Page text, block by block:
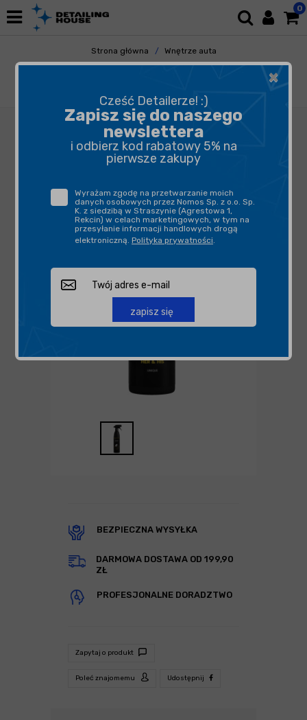
0
Strona główna
Wnętrze auta
Odświeżacze Powietrza
Perfumy i Spraye
BEZPIECZNA WYSYŁKA
DARMOWA DOSTAWA OD 199,90
ZŁ
PROFESJONALNE DORADZTWO
Zapytaj o produkt
Poleć znajomemu Udostępnij
×
Cześć Detailerze! :)
Zapisz się do naszego
newslettera
i odbierz kod rabatowy 5% na
pierwsze zakupy
Wyrażam zgodę na przetwarzanie moich
danych osobowych przez Nomos Sp. z o.o. Sp.
K. z siedzibą w Straszynie (Agrestowa 1,
Rekcin) w celach marketingowych, w tym na
przesyłanie informacji handlowych drogą
elektroniczną. Polityka prywatności.
zapisz się